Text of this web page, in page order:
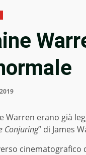
Warren erano già
Conjuring” di James